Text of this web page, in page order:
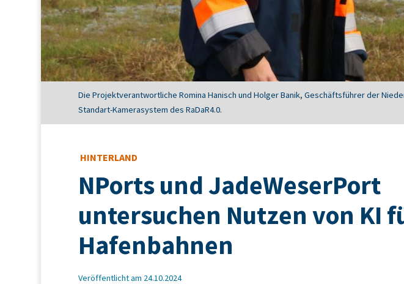
Die Projektverantwortliche Romina Hanisch und Holger Banik, Geschäftsführer der
Standart-Kamerasystem des RaDaR4.0.
HINTERLAND
NPorts und JadeWeserPort
untersuchen Nutzen von KI
Hafenbahnen
Veröffentlicht am 24.10.2024